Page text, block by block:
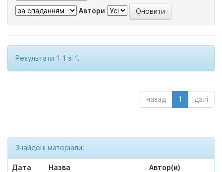
Автори
Результати 1-1 зі 1.
назад 1 далі
Знайдені матеріали:
Дата
Назва Автор(и)